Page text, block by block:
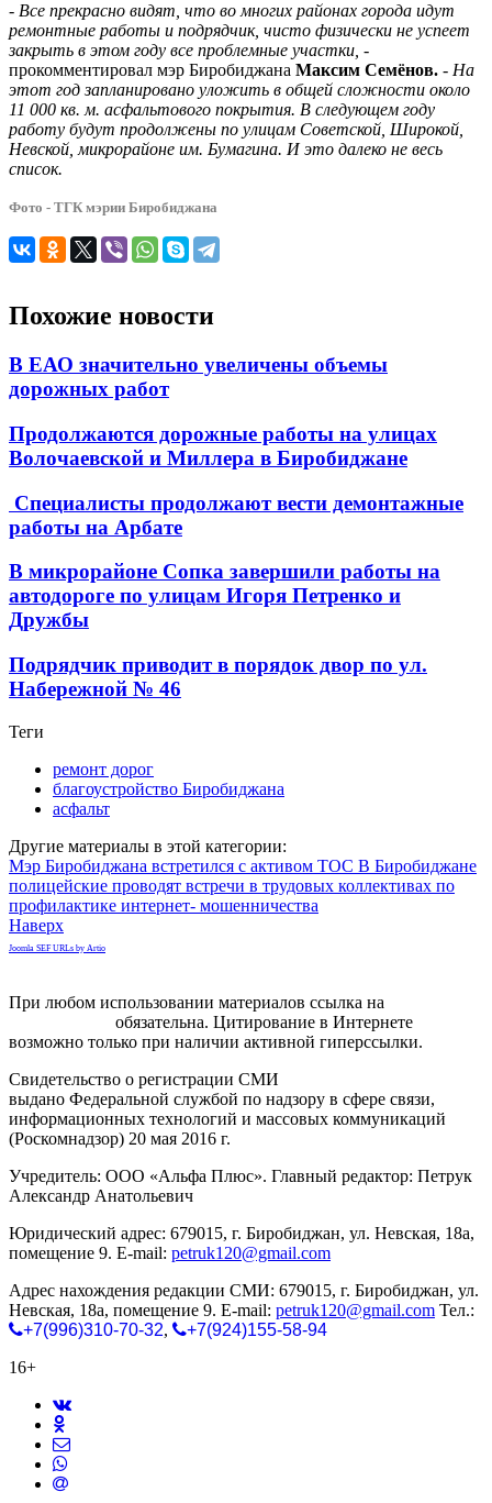
- Все прекрасно видят, что во многих районах города идут
ремонтные работы и подрядчик, чисто физически не успеет
закрыть в этом году все проблемные участки, -
прокомментировал мэр Биробиджана Максим Семёнов. - На
этот год запланировано уложить в общей сложности около
11 000 кв. м. асфальтового покрытия. В следующем году
работу будут продолжены по улицам Советской, Широкой,
Невской, микрорайоне им. Бумагина. И это далеко не весь
список.
Фото - ТГК мэрии Биробиджана
Похожие новости
В ЕАО значительно увеличены объемы
дорожных работ
Продолжаются дорожные работы на улицах
Волочаевской и Миллера в Биробиджане
Специалисты продолжают вести демонтажные
работы на Арбате
В микрорайоне Сопка завершили работы на
автодороге по улицам Игоря Петренко и
Дружбы
Подрядчик приводит в порядок двор по ул.
Набережной № 46
Теги
ремонт дорог
благоустройство Биробиджана
асфальт
Другие материалы в этой категории:
Мэр Биробиджана встретился с активом ТОС В Биробиджане
полицейские проводят встречи в трудовых коллективах по
профилактике интернет- мошенничества
Наверх
Joomla SEF URLs by Artio
При любом использовании материалов ссылка на
обязательна. Цитирование в Интернете
возможно только при наличии активной гиперссылки.
Свидетельство о регистрации СМИ
выдано Федеральной службой по надзору в сфере связи,
информационных технологий и массовых коммуникаций
(Роскомнадзор) 20 мая 2016 г.
Учредитель: ООО «Альфа Плюс». Главный редактор: Петрук
Александр Анатольевич
Юридический адрес: 679015, г. Биробиджан, ул. Невская, 18а,
помещение 9. E-mail: petruk120@gmail.com
Адрес нахождения редакции СМИ: 679015, г. Биробиджан, ул.
Невская, 18а, помещение 9. E-mail: petruk120@gmail.com Тел.:
+7(996)310-70-32,
+7(924)155-58-94
16+